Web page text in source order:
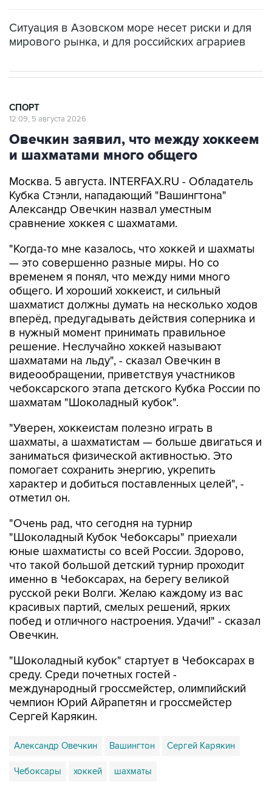
Ситуация в Азовском море несет риски и для
мирового рынка, и для российских аграриев
СПОРТ
12:09, 5 августа 2026
Овечкин заявил, что между хоккеем
и шахматами много общего
Москва. 5 августа. INTERFAX.RU - Обладатель
Кубка Стэнли, нападающий "Вашингтона"
Александр Овечкин назвал уместным
сравнение хоккея с шахматами.
"Когда-то мне казалось, что хоккей и шахматы
— это совершенно разные миры. Но со
временем я понял, что между ними много
общего. И хороший хоккеист, и сильный
шахматист должны думать на несколько ходов
вперёд, предугадывать действия соперника и
в нужный момент принимать правильное
решение. Неслучайно хоккей называют
шахматами на льду", - сказал Овечкин в
видеообращении, приветствуя участников
чебоксарского этапа детского Кубка России по
шахматам "Шоколадный кубок".
"Уверен, хоккеистам полезно играть в
шахматы, а шахматистам — больше двигаться и
заниматься физической активностью. Это
помогает сохранить энергию, укрепить
характер и добиться поставленных целей", -
отметил он.
"Очень рад, что сегодня на турнир
"Шоколадный Кубок Чебоксары" приехали
юные шахматисты со всей России. Здорово,
что такой большой детский турнир проходит
именно в Чебоксарах, на берегу великой
русской реки Волги. Желаю каждому из вас
красивых партий, смелых решений, ярких
побед и отличного настроения. Удачи!" - сказал
Овечкин.
"Шоколадный кубок" стартует в Чебоксарах в
среду. Среди почетных гостей -
международный гроссмейстер, олимпийский
чемпион Юрий Айрапетян и гроссмейстер
Сергей Карякин.
Александр Овечкин Вашингтон Сергей Карякин
Чебоксары хоккей шахматы